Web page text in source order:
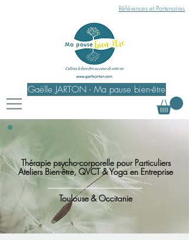
Références et Partenaires
Gaëlle JARTON - Ma pause bien-être
Thérapie psycho-corporelle pour Particuliers
Ateliers Bien-être, QVCT & Yoga en Entreprise
Toulouse & Occitanie